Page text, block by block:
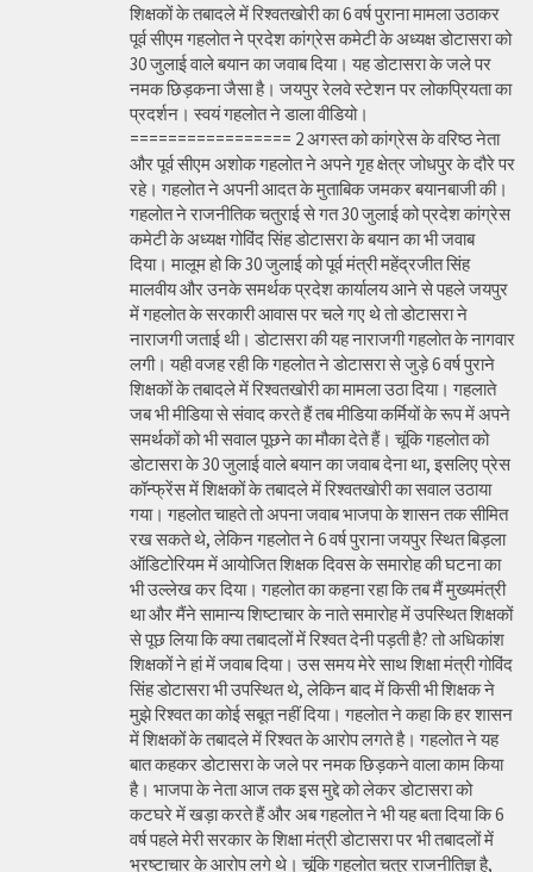
शिक्षकों के तबादले में रिश्वतखोरी का 6 वर्ष पुराना मामला उठाकर
पूर्व सीएम गहलोत ने प्रदेश कांग्रेस कमेटी के अध्यक्ष डोटासरा को
30 जुलाई वाले बयान का जवाब दिया। यह डोटासरा के जले पर
नमक छिड़कना जैसा है। जयपुर रेलवे स्टेशन पर लोकप्रियता का
प्रदर्शन। स्वयं गहलोत ने डाला वीडियो।
================= 2 अगस्त को कांग्रेस के वरिष्ठ नेता
और पूर्व सीएम अशोक गहलोत ने अपने गृह क्षेत्र जोधपुर के दौरे पर
रहे। गहलोत ने अपनी आदत के मुताबिक जमकर बयानबाजी की।
गहलोत ने राजनीतिक चतुराई से गत 30 जुलाई को प्रदेश कांग्रेस
कमेटी के अध्यक्ष गोविंद सिंह डोटासरा के बयान का भी जवाब
दिया। मालूम हो कि 30 जुलाई को पूर्व मंत्री महेंद्रजीत सिंह
मालवीय और उनके समर्थक प्रदेश कार्यालय आने से पहले जयपुर
में गहलोत के सरकारी आवास पर चले गए थे तो डोटासरा ने
नाराजगी जताई थी। डोटासरा की यह नाराजगी गहलोत के नागवार
लगी। यही वजह रही कि गहलोत ने डोटासरा से जुड़े 6 वर्ष पुराने
शिक्षकों के तबादले में रिश्वतखोरी का मामला उठा दिया। गहलाते
जब भी मीडिया से संवाद करते हैं तब मीडिया कर्मियों के रूप में अपने
समर्थकों को भी सवाल पूछने का मौका देते हैं। चूंकि गहलोत को
डोटासरा के 30 जुलाई वाले बयान का जवाब देना था, इसलिए प्रेस
कॉन्फ्रेंस में शिक्षकों के तबादले में रिश्वतखोरी का सवाल उठाया
गया। गहलोत चाहते तो अपना जवाब भाजपा के शासन तक सीमित
रख सकते थे, लेकिन गहलोत ने 6 वर्ष पुराना जयपुर स्थित बिड़ला
ऑडिटोरियम में आयोजित शिक्षक दिवस के समारोह की घटना का
भी उल्लेख कर दिया। गहलोत का कहना रहा कि तब मैं मुख्यमंत्री
था और मैंने सामान्य शिष्टाचार के नाते समारोह में उपस्थित शिक्षकों
से पूछ लिया कि क्या तबादलों में रिश्वत देनी पड़ती है? तो अधिकांश
शिक्षकों ने हां में जवाब दिया। उस समय मेरे साथ शिक्षा मंत्री गोविंद
सिंह डोटासरा भी उपस्थित थे, लेकिन बाद में किसी भी शिक्षक ने
मुझे रिश्वत का कोई सबूत नहीं दिया। गहलोत ने कहा कि हर शासन
में शिक्षकों के तबादले में रिश्वत के आरोप लगते है। गहलोत ने यह
बात कहकर डोटासरा के जले पर नमक छिड़कने वाला काम किया
है। भाजपा के नेता आज तक इस मुद्दे को लेकर डोटासरा को
कटघरे में खड़ा करते हैं और अब गहलोत ने भी यह बता दिया कि 6
वर्ष पहले मेरी सरकार के शिक्षा मंत्री डोटासरा पर भी तबादलों में
भ्रष्टाचार के आरोप लगे थे। चूंकि गहलोत चतुर राजनीतिज्ञ है,